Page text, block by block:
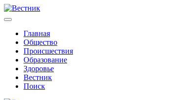
Главная
Общество
Происшествия
Образование
Здоровье
Вестник
Поиск